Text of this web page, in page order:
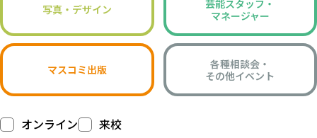
写真・デザイン
芸能スタッフ・
マネージャー
マスコミ出版
各種相談会・
その他イベント
オンライン 来校